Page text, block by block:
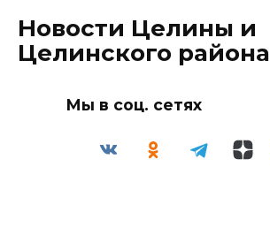
Новости Целины и
Целинского района
Мы в соц. сетях